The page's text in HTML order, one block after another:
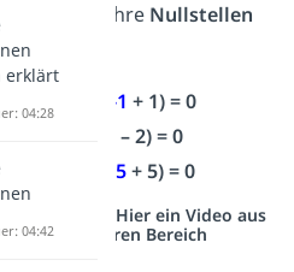
hat ihre Nullstellen
1 -1 + 1) = 0
– 2) = 0
-5+ 5) = 0
vernetzt: Hier ein Video aus
einem anderen Bereich
erklärt
04:28
04:42